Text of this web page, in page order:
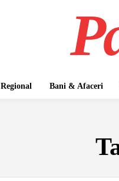
Regional Bani & Afaceri